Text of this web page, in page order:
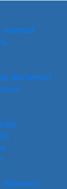
панелей
(Berserker)